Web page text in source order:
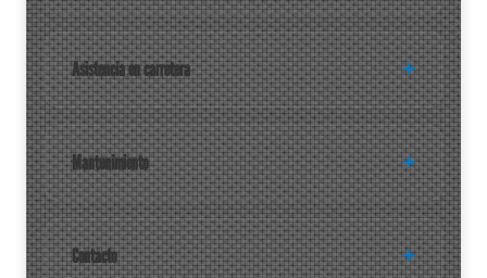
Asistencia en carretera
Mantenimiento
Contacto